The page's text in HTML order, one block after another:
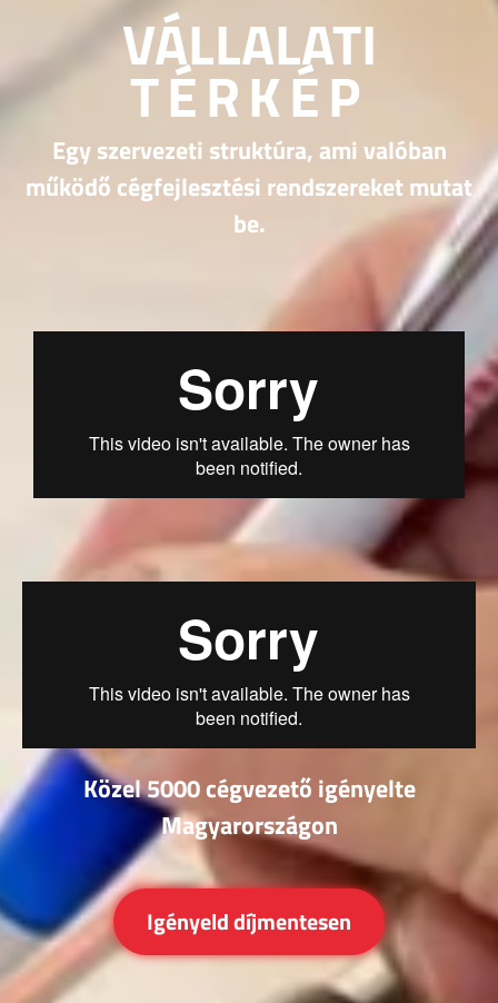
VÁLLALATI
TÉRKÉP
Egy szervezeti struktúra, ami valóban
működő cégfejlesztési rendszereket mutat
be.
Közel 5000 cégvezető igényelte
Magyarországon
Igényeld díjmentesen